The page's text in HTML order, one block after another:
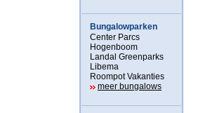
Bungalowparken
Center Parcs
Hogenboom
Landal Greenparks
Libema
Roompot Vakanties
meer bungalows